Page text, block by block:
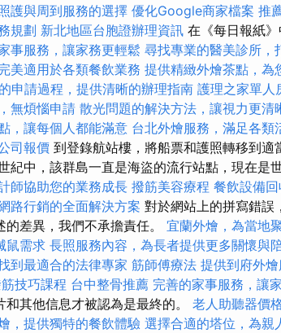
護與周到服務的選擇 優化Google商家檔案 推
規劃 新北地區台胞證辦理資訊 在《每日報紙
事服務，讓家務更輕鬆 尋找專業的醫美診所，
美適用於各類餐飲業務 提供精緻外燴茶點，為
申請過程，提供清晰的辦理指南 護理之家單人
無煩惱申請 散光問題的解決方法，讓視力更清
，讓每個人都能滿意 台北外燴服務，滿足各類
司報價 到登錄航站樓，將船票和護照轉移到適
紀中，該群島一直是海盜的流行站點，現在是
師協助您的業務成長 撥筋美容療程 餐飲設備
路行銷的全面解決方案 對於網站上的拼寫錯誤
差異，我們不承擔責任。 宜蘭外燴，為當地
鼠需求 長照服務內容，為長者提供更多關懷與
到最適合的法律專家 筋師傅療法 提供到府外
技巧課程 台中整骨推薦 完善的家事服務，讓
其他信息才被認為是最終的。 老人助聽器價
，提供獨特的餐飲體驗 選擇合適的塔位，為親